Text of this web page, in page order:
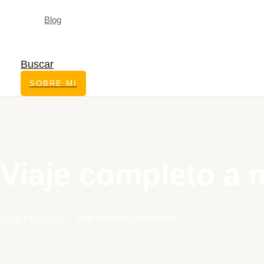
Blog
Buscar
SOBRE MI